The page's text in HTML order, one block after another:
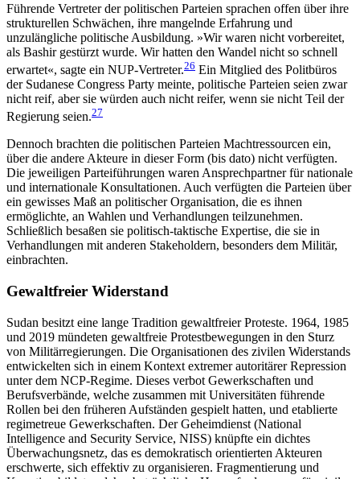
Führende Vertreter der politischen Parteien sprachen offen über ihre
strukturellen Schwächen, ihre mangelnde Erfahrung und
unzulängliche politische Ausbildung. »Wir waren nicht vorbereitet,
als Bashir gestürzt wurde. Wir hatten den Wandel nicht so schnell
erwartet«, sagte ein NUP-Vertreter.26 Ein Mit­glied des Politbüros
der Sudanese Congress Party meinte, politische Parteien seien zwar
nicht reif, aber sie würden auch nicht reifer, wenn sie nicht Teil der
Regierung seien.27
Dennoch brachten die politischen Parteien Macht­ressourcen ein,
über die andere Akteure in dieser Form (bis dato) nicht verfügten.
Die jeweiligen Partei­führungen waren Ansprechpartner für nationale
und internationale Konsultationen. Auch verfügten die Parteien über
ein gewisses Maß an politischer Organisation, die es ihnen
ermöglichte, an Wahlen und Verhandlungen teilzunehmen.
Schließlich besaßen sie politisch-taktische Expertise, die sie in
Verhandlungen mit anderen Stakeholdern, besonders dem Militär,
einbrachten.
Gewaltfreier Widerstand
Sudan besitzt eine lange Tradition gewaltfreier Pro­teste. 1964, 1985
und 2019 mündeten gewaltfreie Protestbewegungen in den Sturz
von Militärregierungen. Die Organisationen des zivilen Widerstands
entwickelten sich in einem Kontext extremer autori­tärer Repression
unter dem NCP-Regime. Dieses verbot Gewerkschaften und
Berufsverbände, welche zusammen mit Universitäten führende
Rollen bei den früheren Aufständen gespielt hatten, und etab­lierte
regimetreue Gewerkschaften. Der Geheimdienst (National
Intelligence and Security Service, NISS) knüpfte ein dichtes
Überwachungsnetz, das es demo­kratisch orientierten Akteuren
erschwerte, sich effek­tiv zu organisieren. Fragmentierung und